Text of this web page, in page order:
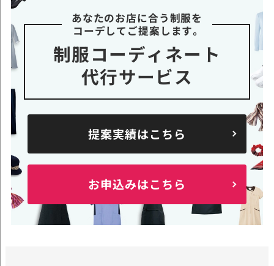
あなたのお店に合う制服を
コーデしてご提案します。
制服コーディネート
代行サービス
提案実績はこちら
お申込みはこちら